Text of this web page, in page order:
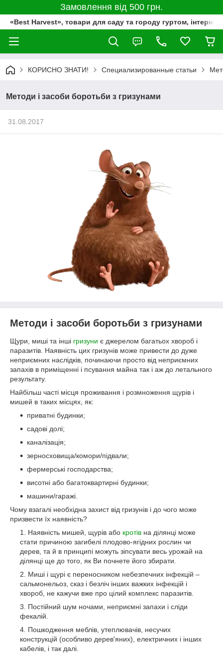
Замовлення від 500 грн.
«Best Harvest», товари для саду та городу гуртом,
КОРИСНО ЗНАТИ! Специализированные статьи
Методи і засоби боротьби з гризунами
31.08.2017
Методи і засоби боротьби з гризунами
Щури, миші та інші гризуни є джерелом багатьох хвороб і
паразитів. Наявність цих гризунів може привести до дуже
неприємних наслідків, починаючи просто від неприємних
запахів в приміщенні і псування майна так і аж до летального
результату.
Найбільш часті місця проживання і розмноження щурів і
мишей в таких місцях, як:
приватні будинки;
садові долі;
каналізація;
зерносховища/комори/підвали;
фермерські господарства;
висотні або багатоквартирні будинки;
машини/гаражі.
Чому взагалі необхідна захист від гризунів і до чого може
призвести їх наявність?
Наявність мишей, щурів або кротів на ділянці може
стати причиною загибелі плодово-ягідних рослин чи
дерев, та й в принципі можуть зіпсувати весь урожай на
ділянці ще до того, як Ви почнете його збирати.
Миші і щурі є переносником небезпечних інфекцій –
сальмонельоз, сказ і безліч інших важких інфекцій і
хвороб, не кажучи вже про цілий комплекс паразитів.
Постійний шум ночами, неприємні запахи і сліди
фекалій.
Пошкодження меблів, утеплювачів, несучих
конструкцій (особливо дерев'яних), електричних і інших
кабелів, і так далі.